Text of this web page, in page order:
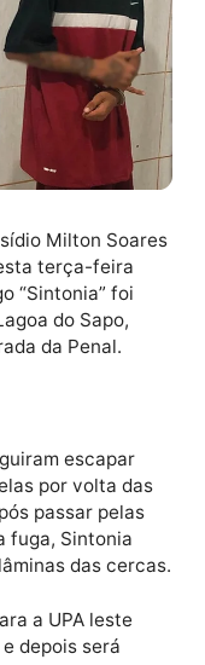
Milton
“Sintonia” foi
da Penal.
celas por volta
após passar pelas